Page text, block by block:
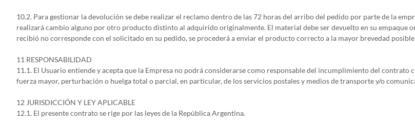
10.2. Para gestionar la devolución se debe realizar el reclamo dentro de las 72 horas del arribo del pedido por parte de la
realizará cambio alguno por otro producto distinto al adquirido originalmente. El material debe ser devuelto en su empaque
recibió no corresponde con el solicitado en su pedido, se procederá a enviar el producto correcto a la mayor brevedad
11 RESPONSABILIDAD
11.1. El Usuario entiende y acepta que la Empresa no podrá considerarse como responsable del incumplimiento del
fuerza mayor, perturbación o huelga total o parcial, en particular, de los servicios postales y medios de transporte y/o
12 JURISDICCIÓN Y LEY APLICABLE
12.1. El presente contrato se rige por las leyes de la República Argentina.